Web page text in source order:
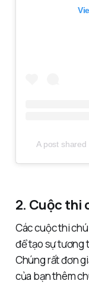
A post
2. Cuộc thi
Các cuộc thi
để tạo sự tương
Chúng rất đơn
của bạn thêm